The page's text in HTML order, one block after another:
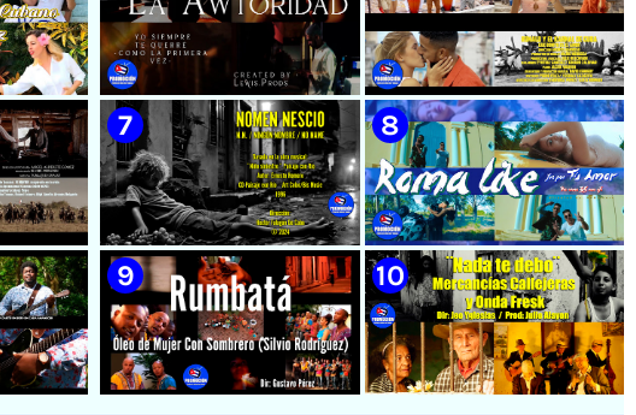
( La
Dani
Videoclip
el Punto
Celina
||
-
||
- ¨El
- 🎬
-
🔴 Osmani García & Varios
Artistas | ¨Chupi Chupi¨ |
Director: Joel Guilian |
Videoclip | Música Urbana
Cubana | Artistas Cubanos |
Canción | CUBA
🟡 Tico González - ¨Aunque se
pare la mula¨ - Videoclip -
Dirección: John Meriles -
Roberto C. González
🟢 Hanoy La Awtoridad |
¨Siempre Tú¨ | Director:
LEWIS.PRODS | Videoclip |
Música Urbana Cubana |
Artistas Cubanos | Canción |
CUBA
🟡 Ronald & El Karnal de Cuba
- ¨Que bonito es el amor¨ 📺
Videoclip - 🎬 Director: Andros
Barroso
🟢 Paisaje con Río | NOMEN
NESCIO, basado en la obra
musical ¨Niño siniestro¨ |
🟡 Roma Like - ¨Fue por tu
amor¨ 📺 Videoclip - 🎬
Director: HE Marrero